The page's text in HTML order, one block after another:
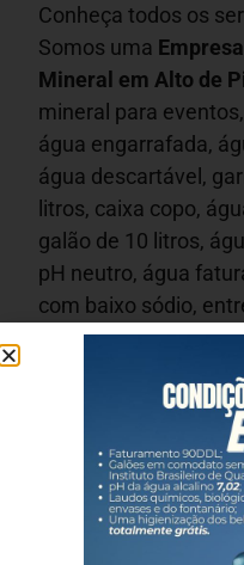
Conheça todos os
Somos uma
Mineral em Alto de
mineral para
água engarrafada,
água descartável,
litros, caixa copo,
galão de 10 litros,
pH neutro, água
com baixo sódio,
e residências na